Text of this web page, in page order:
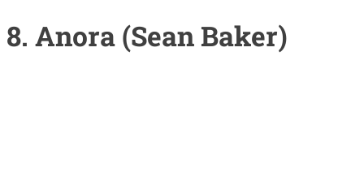
8. Anora (Sean Baker)